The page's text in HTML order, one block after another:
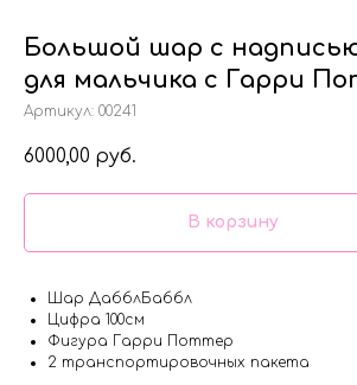
Большой шар с
для мальчика с Гарри
Артикул: 00241
6000,00 руб.
В корзину
Шар ДабблБаббл
Цифра 100см
Фигура Гарри Поттер
2 транспортировочных пакета